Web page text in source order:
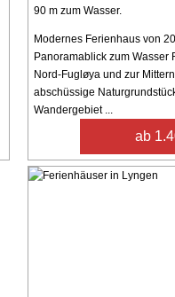
90 m zum Wasser.
Modernes Ferienhaus von
Panoramablick zum Wasser
Nord-Fugløya und zur
abschüssige
Wandergebiet ...
ab